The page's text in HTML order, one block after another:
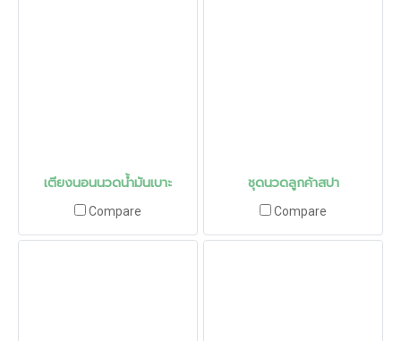
เตียงนอนนวดน้ำมันเบาะ
Compare
ชุดนวดลูกค้าสปา
Compare